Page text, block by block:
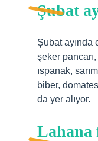
Şubat
Şubat ayında
şeker
ıspanak,
biber,
da yer alıyor.
Lahana